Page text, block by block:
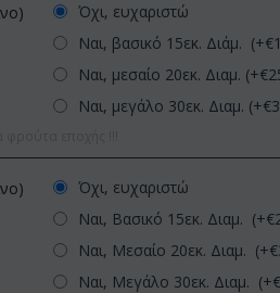
60-70 εκ.
ΚΩΔΙΚΟΣ:
γυάλινο βάζο
45.00 €39.99
Όχι, ευχαριστώ
Ναι, βασικό 15εκ. Διάμ. (+€
Ναι, μεσαίο 20εκ. Διαμ. (+€
Ναι, μεγάλο 30εκ. Διαμ. (+€
Όχι, ευχαριστώ
Ναι, Βασικό 15εκ. Διαμ. (+€
Ναι, Μεσαίο 20εκ. Διαμ. (+€
Ναι, Μεγάλο 30εκ. Διαμ. (+€